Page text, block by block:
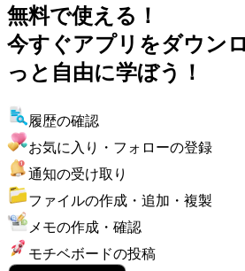
無料で使える！
今すぐアプリをダウン
っと自由に学ぼう！
履歴の確認
お気に入り・フォローの登録
通知の受け取り
ファイルの作成・追加・複製
メモの作成・確認
モチベボードの投稿